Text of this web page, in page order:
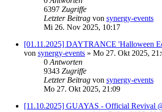
6397 Zugriffe
Letzter Beitrag von synergy-events
Mi 26. Nov 2025, 10:17
[01.11.2025] DAYTRANCE 'Halloween
von synergy-events » Mo 27. Okt 2025,
0 Antworten
9343 Zugriffe
Letzter Beitrag von synergy-events
Mo 27. Okt 2025, 21:09
[11.10.2025] GUAYAS - Official Revival